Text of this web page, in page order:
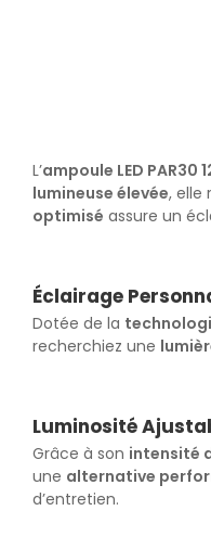
L’ampoule LED PAR30
lumineuse élevée, elle
optimisé assure un
Éclairage
Dotée de la
recherchiez une
Luminosité
Grâce à son intensité
une alternative
d’entretien.